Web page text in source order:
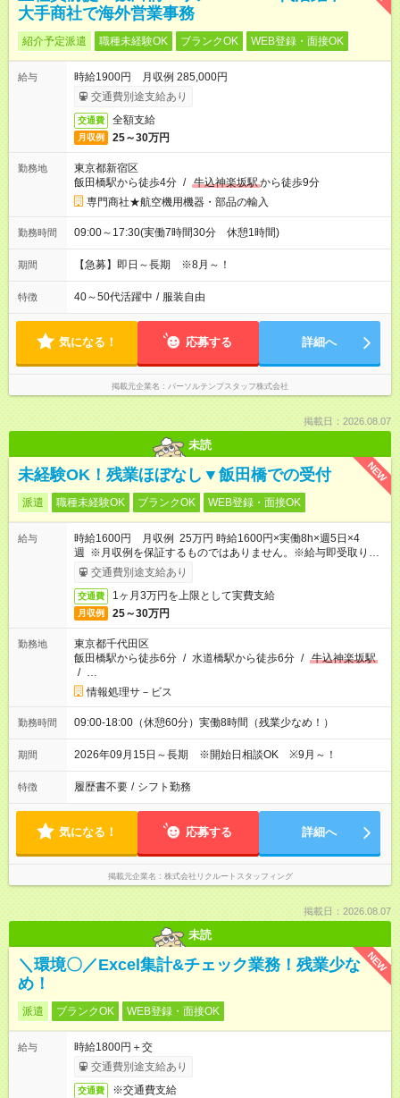
大手商社で海外営業事務
紹介予定派遣 職種未経験OK ブランクOK WEB登録・面接OK
給与
時給1900円 月収例 285,000円
交通費別途支給あり
交通費 全額支給
月収例 25～30万円
勤務地
東京都新宿区
飯田橋駅から徒歩4分 / 牛込神楽坂駅から徒歩9分
専門商社★航空機用機器・部品の輸入
勤務時間 09:00～17:30(実働7時間30分 休憩1時間)
期間 【急募】即日～長期 ※8月～！
特徴 40～50代活躍中 / 服装自由
気になる！ 応募する 詳細へ
掲載元企業名 パーソルテンプスタッフ株式会社
掲載日：2026.08.07
未読
NEW
未経験OK！残業ほぼなし▼飯田橋での受付
派遣 職種未経験OK ブランクOK WEB登録・面接OK
給与
時給1600円 月収例 25万円 時給1600円×実働8h×週5日×4
週 ※月収例を保証するものではありません。※給与即受取りサ
ービス利用可（利用条件有）
交通費別途支給あり
交通費 1ヶ月3万円を上限として実費支給
月収例 25～30万円
勤務地
東京都千代田区
飯田橋駅から徒歩6分 / 水道橋駅から徒歩6分 / 牛込神楽坂駅
/ …
情報処理サ－ビス
勤務時間 09:00-18:00（休憩60分）実働8時間（残業少なめ！）
期間 2026年09月15日～長期 ※開始日相談OK ※9月～！
特徴 履歴書不要 / シフト勤務
気になる！ 応募する 詳細へ
掲載元企業名 株式会社リクルートスタッフィング
掲載日：2026.08.07
未読
NEW
＼環境〇／Excel集計&チェック業務！残業少な
め！
派遣 ブランクOK WEB登録・面接OK
給与
時給1800円＋交
交通費別途支給あり
交通費 ※交通費支給